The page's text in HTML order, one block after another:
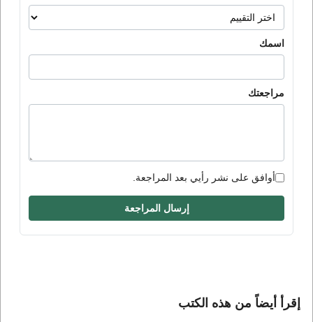
اسمك
مراجعتك
أوافق على نشر رأيي بعد المراجعة.
إرسال المراجعة
إقرأ أيضاً من هذه الكتب